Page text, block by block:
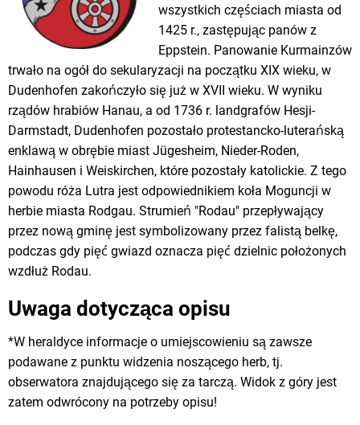
wszystkich częściach miasta od
1425 r., zastępując panów z
Eppstein. Panowanie Kurmainzów
trwało na ogół do sekularyzacji na początku XIX wieku, w
Dudenhofen zakończyło się już w XVII wieku. W wyniku
rządów hrabiów Hanau, a od 1736 r. landgrafów Hesji-
Darmstadt, Dudenhofen pozostało protestancko-luterańską
enklawą w obrębie miast Jügesheim, Nieder-Roden,
Hainhausen i Weiskirchen, które pozostały katolickie. Z tego
powodu róża Lutra jest odpowiednikiem koła Moguncji w
herbie miasta Rodgau. Strumień "Rodau" przepływający
przez nową gminę jest symbolizowany przez falistą belkę,
podczas gdy pięć gwiazd oznacza pięć dzielnic położonych
wzdłuż Rodau.
Uwaga dotycząca opisu
*W heraldyce informacje o umiejscowieniu są zawsze
podawane z punktu widzenia noszącego herb, tj.
obserwatora znajdującego się za tarczą. Widok z góry jest
zatem odwrócony na potrzeby opisu!